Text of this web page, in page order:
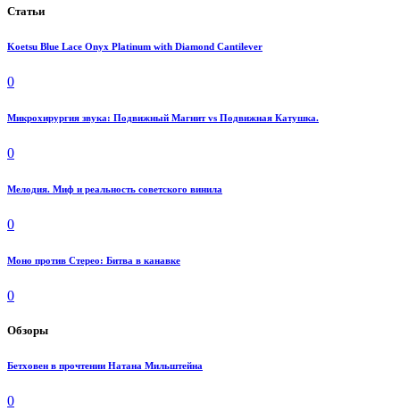
Статьи
Koetsu Blue Lace Onyx Platinum with Diamond Cantilever
0
Микрохирургия звука: Подвижный Магнит vs Подвижная Катушка.
0
Мелодия. Миф и реальность советского винила
0
Моно против Стерео: Битва в канавке
0
Обзоры
Бетховен в прочтении Натана Мильштейна
0